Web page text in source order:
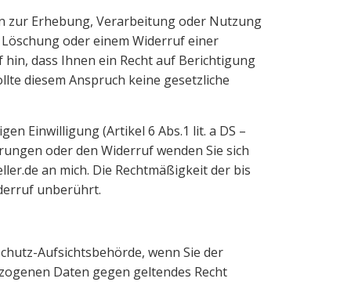
zur Erhebung, Verarbeitung oder Nutzung
oder einem Widerruf einer
dass Ihnen ein Recht auf Berichtigung
diesem Anspruch keine gesetzliche
Einwilligung (Artikel 6 Abs.1 lit. a DS –
oder den Widerruf wenden Sie sich
an mich. Die Rechtmäßigkeit der bis
unberührt.
Aufsichtsbehörde, wenn Sie der
Daten gegen geltendes Recht